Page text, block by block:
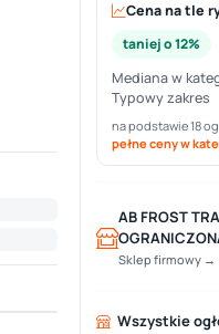
Cena na tle
taniej o 12%
Mediana w
Typowy zakres
na podstawie 18
pełne ceny w
AB FROST
Sklep firmowy →
Wszystkie